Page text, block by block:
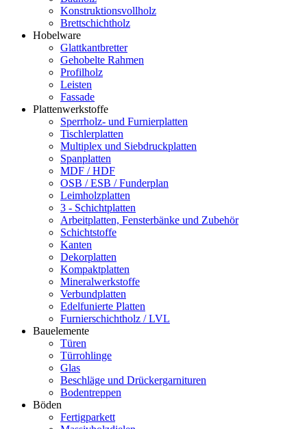
Konstruktionsvollholz
Brettschichtholz
Hobelware
Glattkantbretter
Gehobelte Rahmen
Profilholz
Leisten
Fassade
Plattenwerkstoffe
Sperrholz- und Furnierplatten
Tischlerplatten
Multiplex und Siebdruckplatten
Spanplatten
MDF / HDF
OSB / ESB / Funderplan
Leimholzplatten
3 - Schichtplatten
Arbeitplatten, Fensterbänke und Zubehör
Schichtstoffe
Kanten
Dekorplatten
Kompaktplatten
Mineralwerkstoffe
Verbundplatten
Edelfunierte Platten
Furnierschichtholz / LVL
Bauelemente
Türen
Türrohlinge
Glas
Beschläge und Drückergarnituren
Bodentreppen
Böden
Fertigparkett